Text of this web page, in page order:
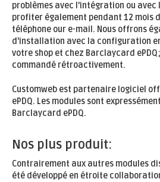
problèmes avec l'intégration ou avec
profiter également pendant 12 mois
téléphone our e-mail. Nous offrons
d'installation avec la configuration
votre shop et chez Barclaycard
commandé rétroactivement.
Customweb est partenaire logiciel
ePDQ. Les modules sont
Barclaycard ePDQ.
Nos plus produit:
Contrairement aux autres modules
été développé en étroite